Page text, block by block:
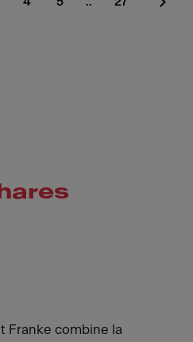
pageà la page
Aller à la page
Aller à la pageAller à laPage
Franke combine la